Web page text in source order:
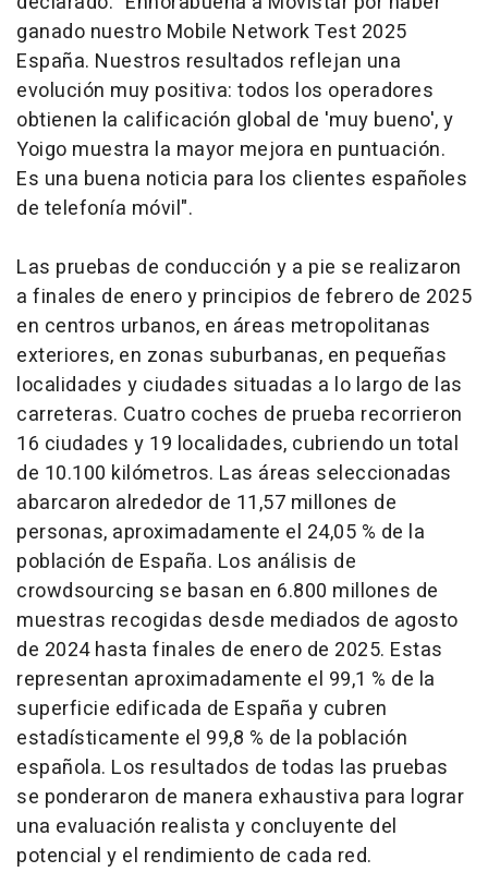
ganado nuestro Mobile Network Test 2025
España. Nuestros resultados reflejan una
evolución muy positiva: todos los operadores
obtienen la calificación global de 'muy bueno', y
Yoigo muestra la mayor mejora en puntuación.
Es una buena noticia para los clientes españoles
de telefonía móvil".
Las pruebas de conducción y a pie se realizaron
a finales de enero y principios de febrero de 2025
en centros urbanos, en áreas metropolitanas
exteriores, en zonas suburbanas, en pequeñas
localidades y ciudades situadas a lo largo de las
carreteras. Cuatro coches de prueba recorrieron
16 ciudades y 19 localidades, cubriendo un total
de 10.100 kilómetros. Las áreas seleccionadas
abarcaron alrededor de 11,57 millones de
personas, aproximadamente el 24,05 % de la
población de España. Los análisis de
crowdsourcing se basan en 6.800 millones de
muestras recogidas desde mediados de agosto
de 2024 hasta finales de enero de 2025. Estas
representan aproximadamente el 99,1 % de la
superficie edificada de España y cubren
estadísticamente el 99,8 % de la población
española. Los resultados de todas las pruebas
se ponderaron de manera exhaustiva para lograr
una evaluación realista y concluyente del
potencial y el rendimiento de cada red.